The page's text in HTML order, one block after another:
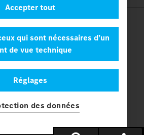
Réglages
qui sont nécessaires d’un
de vue technique
Accepter tout
des données
Provider
Legal Notice
Contact
des données
Paramètres
AG. Tous les droits sont réservés.
marques deMercedes-Benz Group AG.